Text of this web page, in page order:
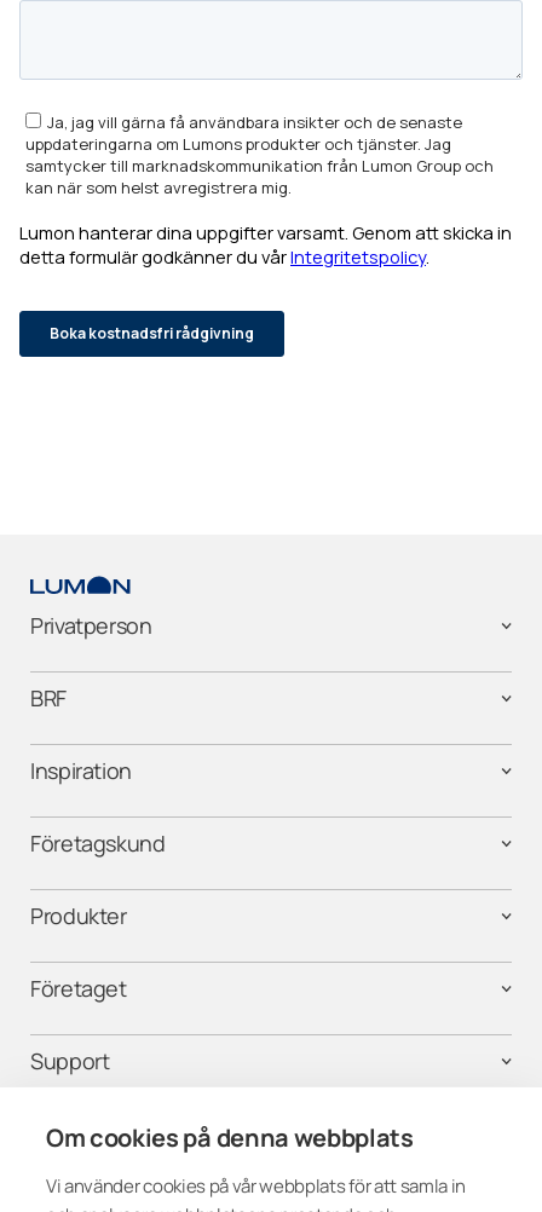
Om cookies på denna webbplats
Vi använder cookies på vår webbplats för att samla in
Privatperson
BRF
Inspiration
Företagskund
Produkter
Företaget
Support
Kontakta oss